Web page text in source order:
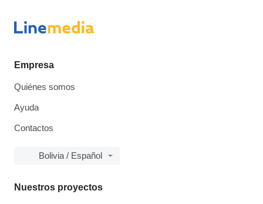
Empresa
Quiénes somos
Ayuda
Contactos
Bolivia / Español
Nuestros proyectos